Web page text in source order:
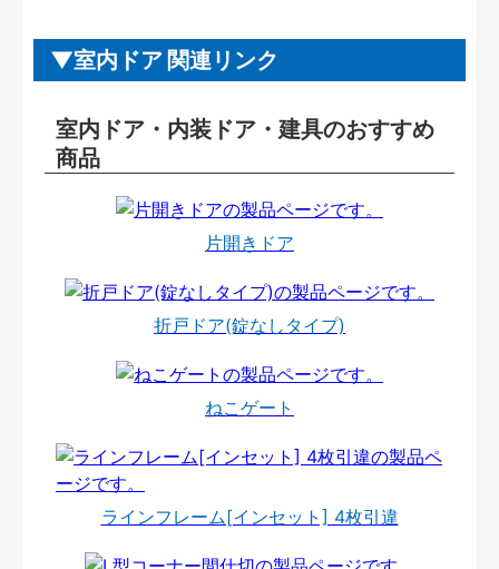
室内ドア 関連リンク
室内ドア・内装ドア・建具のおすすめ
商品
片開きドア
折戸ドア(錠なしタイプ)
ねこゲート
ラインフレーム[インセット] 4枚引違